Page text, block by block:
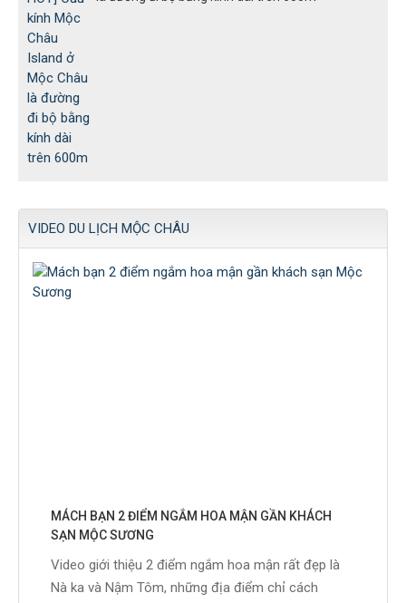
VIDEO DU LỊCH MỘC CHÂU
MÁCH BẠN 2 ĐIỂM NGẮM HOA MẬN GẦN KHÁCH
SẠN MỘC SƯƠNG
Video giới thiệu 2 điểm ngắm hoa mận rất đẹp là
Nà ka và Nậm Tôm, những địa điểm chỉ cách